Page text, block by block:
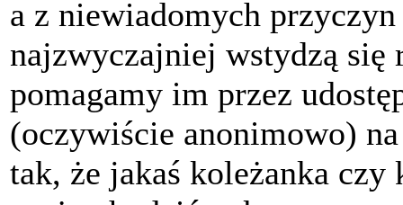
a z niewiadomych
najzwyczajniej wstydzą
pomagamy im przez
(oczywiście anonimowo)
tak, że jakaś koleżanka czy